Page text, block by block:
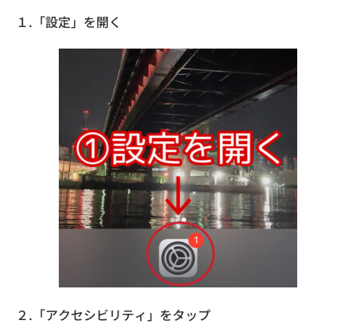
１.「設定」を開く
２.「アクセシビリティ」をタップ